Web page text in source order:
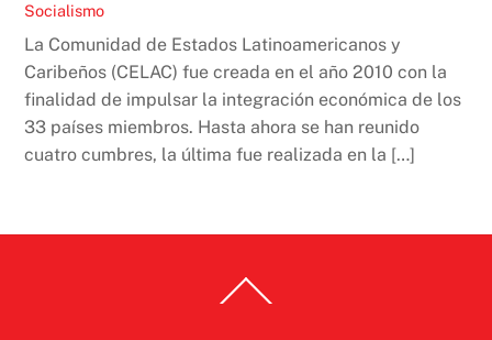
Socialismo
La Comunidad de Estados Latinoamericanos y
Caribeños (CELAC) fue creada en el año 2010 con la
finalidad de impulsar la integración económica de los
33 países miembros. Hasta ahora se han reunido
cuatro cumbres, la última fue realizada en la […]
To